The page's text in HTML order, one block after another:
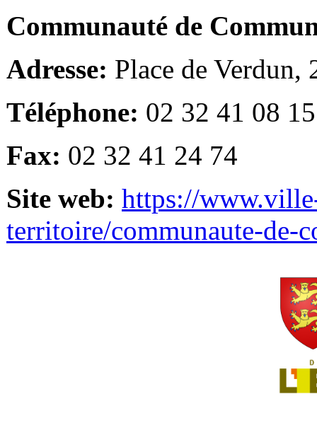
Communauté de
Adresse: Place de Verdun,
Téléphone: 02 32 41 08 15
Fax: 02 32 41 24 74
Site web: https://
territoire/communaute-de-